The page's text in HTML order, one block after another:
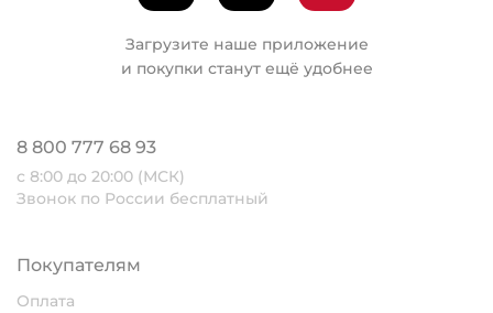
Загрузите наше приложение
и покупки станут ещё удобнее
8 800 777 68 93
с 8:00 до 20:00 (МСК)
Звонок по России бесплатный
Покупателям
Оплата